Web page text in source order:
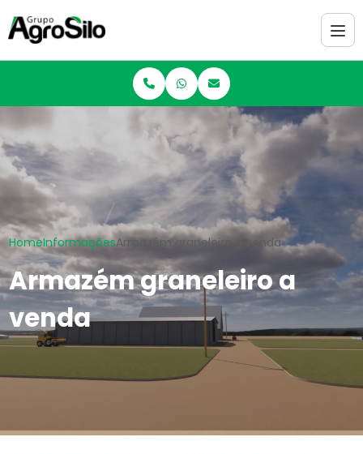
HomeInformaçõesArmazém graneleiro a venda
Armazém graneleiro a
venda